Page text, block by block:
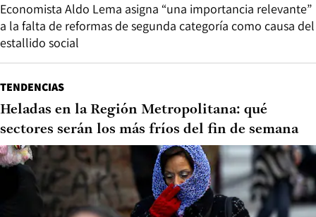
Economista Aldo Lema asigna “una importancia relevante”
a la falta de reformas de segunda categoría como causa del
estallido social
TENDENCIAS
Heladas en la Región Metropolitana: qué
sectores serán los más fríos del fin de semana